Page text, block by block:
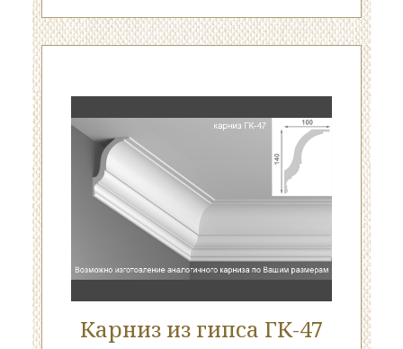
Карниз из гипса ГК-47